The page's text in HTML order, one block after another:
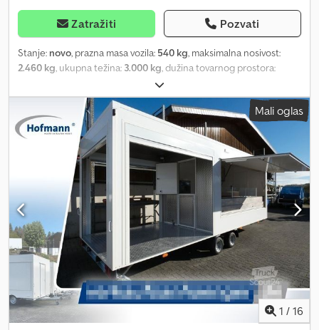
Zatražiti Pozvati
Stanje: novo, prazna masa vozila: 540 kg, maksimalna nosivost:
2.460 kg , ukupna težina: 3.000 kg , dužina tovarnog prostora:
, širina utovarnog prostora:
195/55R10C, Alufelgen, Felge schwarz, Autotransporter
proizvođača ANSSEMS, model MSX3000 405x200 Go-Getter.
Dcjdpsq Rfl Tofx Agtek Kao standardnu opremu, Anssems
autotransporter poseduje aluminijumsku podlogu, crni bočni
okvirni profil, alu felne u crnoj boji, LED osvetljenje, sanduk za alat,
spoljne tačke za vezivanje na ramu, aluminijumske rampe na
izvlačenje ispod tovarne površine, nisko podvozje, stabilan
zavareni čelični ram, potpornu točkić i V vučnu rudu. Takođe
nudimo dodatnu opremu za Anssems autotransportere, kao što
su visoka cerada, bočni nastavci, stop blokeri za točkove, set
zadnjih potpornih nogu, kaiševi za pričvršćivanje automobila i
sigurnosne brave protiv krađe.
Mali oglas
1 / 16